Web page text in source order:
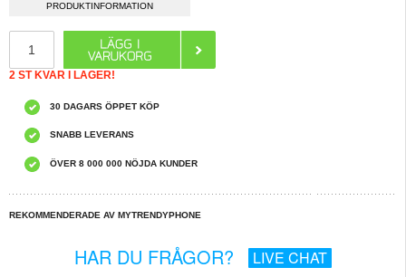
PRODUKTINFORMATION
2 ST KVAR I LAGER!
30 DAGARS ÖPPET KÖP
SNABB LEVERANS
ÖVER 8 000 000 NÖJDA KUNDER
REKOMMENDERADE AV MYTRENDYPHONE
HAR DU FRÅGOR? LIVE CHAT